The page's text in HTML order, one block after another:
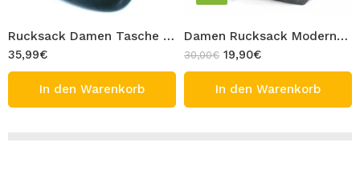
Rucksack Damen Tasche Schultertasche Schwarz PU Leder Schick Stadtrucksack Mode Cityrucksack Design ANNABEL
35,99€
In den Warenkorb
Damen Rucksack Moderner Freizeitrucksack Frauen Rucksack Schwarz PU-Leder Design KOALA
30,00€ 19,90€
In den Warenkorb